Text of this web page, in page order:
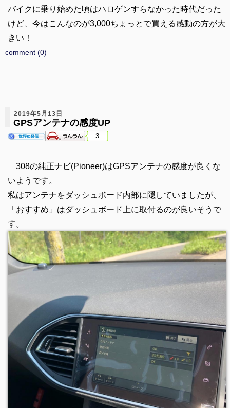
バイクに乗り始めた頃はハロゲンすらなかった時代だった
けど、今はこんなのが3,000ちょっとで買える感動の方が大
きい！
comment (0)
2019年5月13日
GPSアンテナの感度UP
3
308の純正ナビ(Pioneer)はGPSアンテナの感度が良くな
いようです。
私はアンテナをダッシュボード内部に隠していましたが、
「おすすめ」はダッシュボード上に取付るのが良いそうで
す。